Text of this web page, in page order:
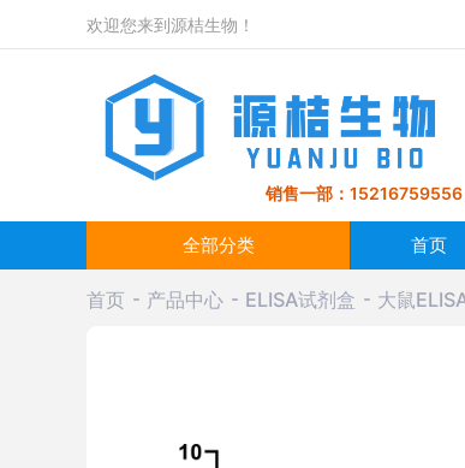
欢迎您来到源桔生物！
销售一部：
全部分类 首页
首页 产品中心 ELISA试剂盒 大鼠